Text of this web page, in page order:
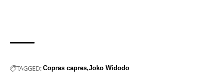
TAGGED: Copras capres Joko Widodo